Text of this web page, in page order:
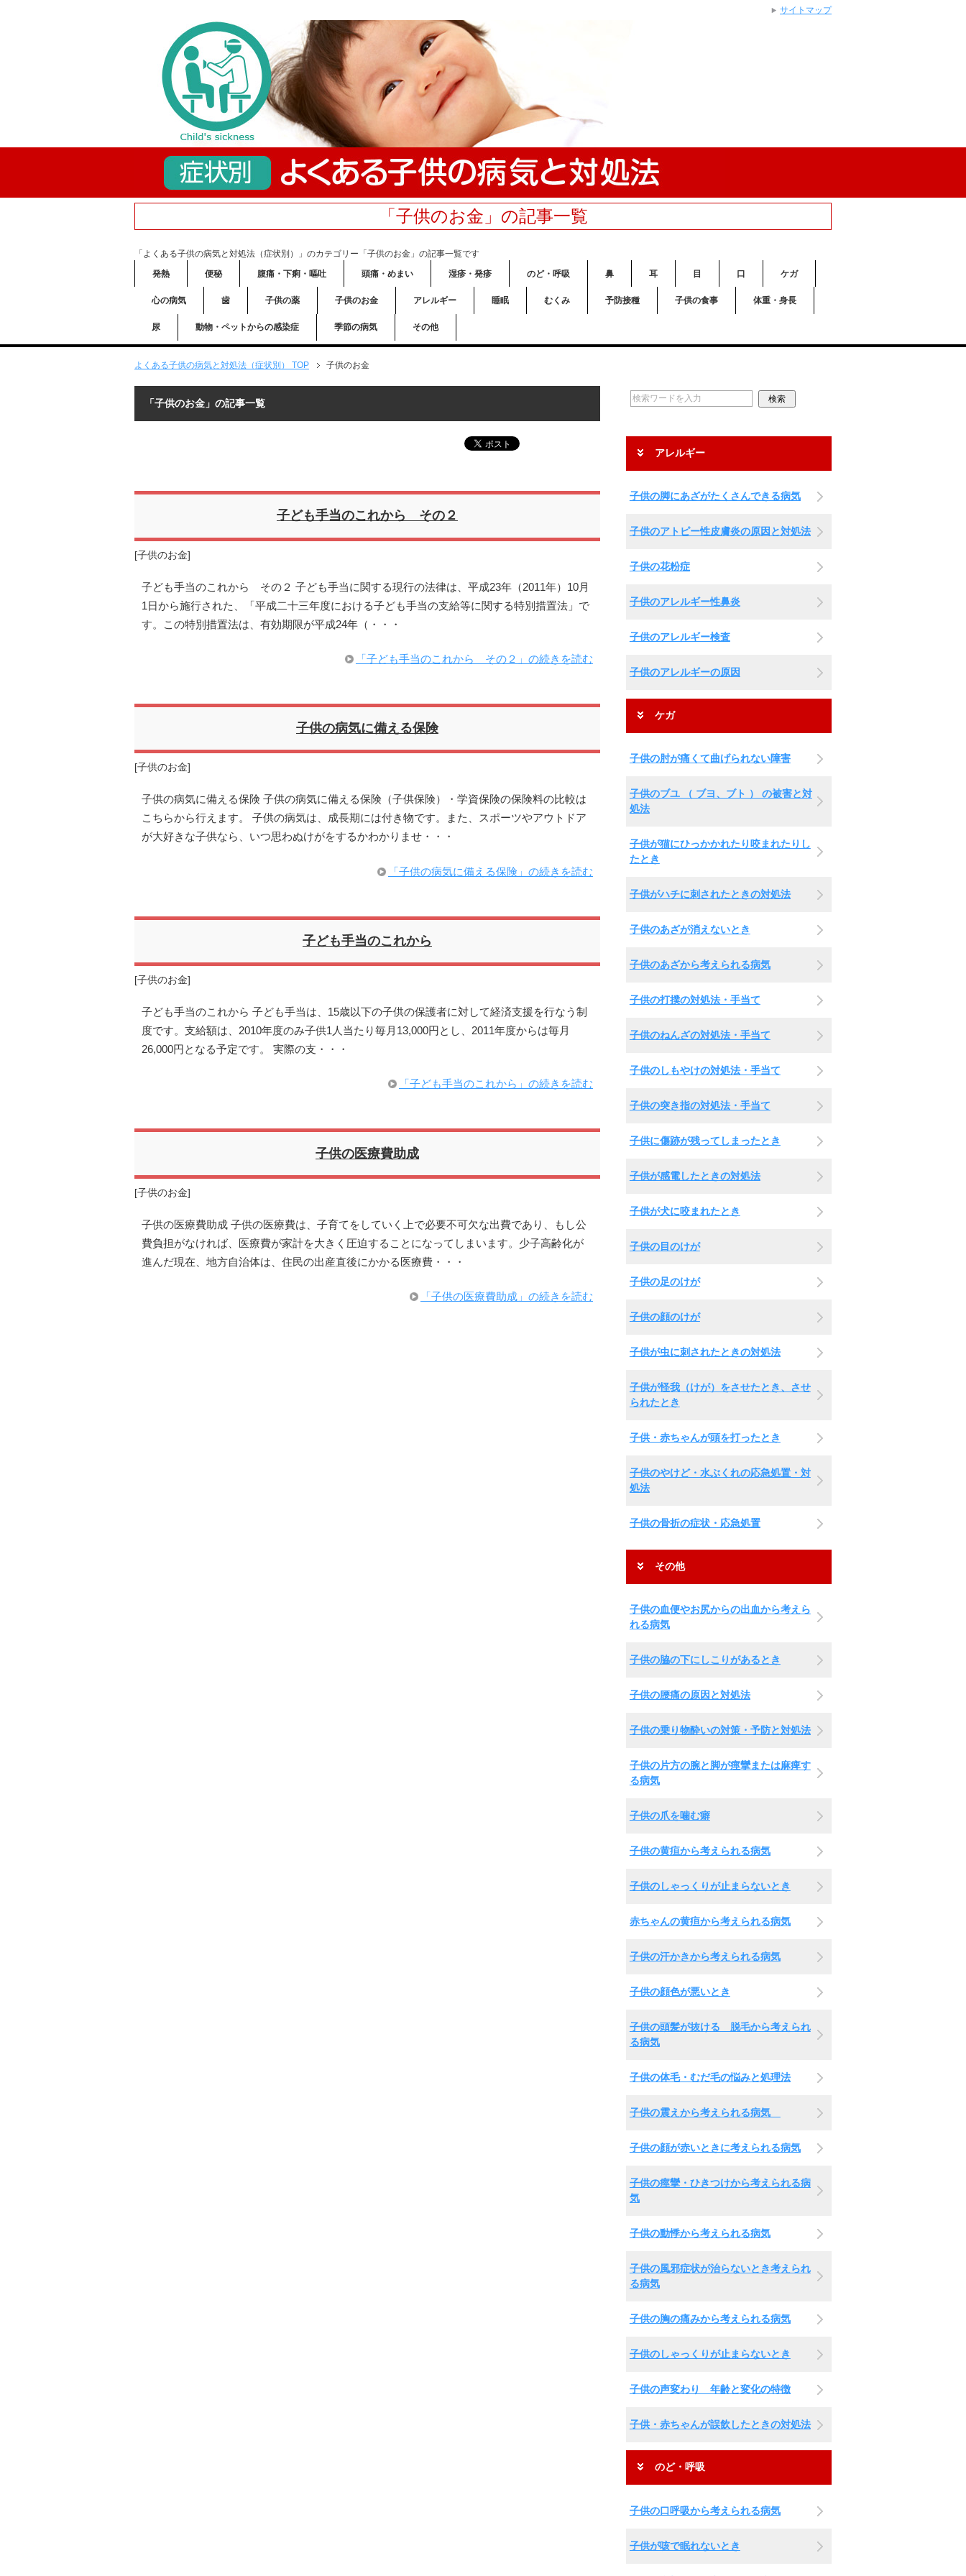
「子供のお金」の記事一覧
「よくある子供の病気と対処法（症状別）」のカテゴリー「子供のお金」の記事一覧です
発熱
便秘 腹痛・下痢・嘔吐 頭痛・めまい 湿疹・発疹 のど・呼吸 鼻 耳 目 口 ケガ
心の病気 歯 子供の薬 子供のお金 アレルギー 睡眠 むくみ 予防接種 子供の食事 体重・身長
尿 動物・ペットからの感染症 季節の病気 その他
よくある子供の病気と対処法（症状別） TOP 子供のお金
「子供のお金」の記事一覧
子ども手当のこれから その２
[子供のお金]
子ども手当のこれから その２ 子ども手当に関する現行の法律は、平成23年（2011年）10月
1日から施行された、「平成二十三年度における子ども手当の支給等に関する特別措置法」で
す。この特別措置法は、有効期限が平成24年（・・・
「子ども手当のこれから その２」の続きを読む
子供の病気に備える保険
[子供のお金]
子供の病気に備える保険 子供の病気に備える保険（子供保険）・学資保険の保険料の比較は
こちらから行えます。 子供の病気は、成長期には付き物です。また、スポーツやアウトドア
が大好きな子供なら、いつ思わぬけがをするかわかりませ・・・
「子供の病気に備える保険」の続きを読む
子ども手当のこれから
[子供のお金]
子ども手当のこれから 子ども手当は、15歳以下の子供の保護者に対して経済支援を行なう制
度です。支給額は、2010年度のみ子供1人当たり毎月13,000円とし、2011年度からは毎月
26,000円となる予定です。 実際の支・・・
「子ども手当のこれから」の続きを読む
子供の医療費助成
[子供のお金]
子供の医療費助成 子供の医療費は、子育てをしていく上で必要不可欠な出費であり、もし公
費負担がなければ、医療費が家計を大きく圧迫することになってしまいます。少子高齢化が
進んだ現在、地方自治体は、住民の出産直後にかかる医療費・・・
「子供の医療費助成」の続きを読む
アレルギー
子供の脚にあざがたくさんできる病気
子供のアトピー性皮膚炎の原因と対処法
子供の花粉症
子供のアレルギー性鼻炎
子供のアレルギー検査
子供のアレルギーの原因
ケガ
子供の肘が痛くて曲げられない障害
子供のブユ （ ブヨ、ブト ） の被害と対
処法
子供が猫にひっかかれたり咬まれたりし
たとき
子供がハチに刺されたときの対処法
子供のあざが消えないとき
子供のあざから考えられる病気
子供の打撲の対処法・手当て
子供のねんざの対処法・手当て
子供のしもやけの対処法・手当て
子供の突き指の対処法・手当て
子供に傷跡が残ってしまったとき
子供が感電したときの対処法
子供が犬に咬まれたとき
子供の目のけが
子供の足のけが
子供の顔のけが
子供が虫に刺されたときの対処法
子供が怪我（けが）をさせたとき、させ
られたとき
子供・赤ちゃんが頭を打ったとき
子供のやけど・水ぶくれの応急処置・対
処法
子供の骨折の症状・応急処置
その他
子供の血便やお尻からの出血から考えら
れる病気
子供の脇の下にしこりがあるとき
子供の腰痛の原因と対処法
子供の乗り物酔いの対策・予防と対処法
子供の片方の腕と脚が痙攣または麻痺す
る病気
子供の爪を噛む癖
子供の黄疸から考えられる病気
子供のしゃっくりが止まらないとき
赤ちゃんの黄疸から考えられる病気
子供の汗かきから考えられる病気
子供の顔色が悪いとき
子供の頭髪が抜ける 脱毛から考えられ
る病気
子供の体毛・むだ毛の悩みと処理法
子供の震えから考えられる病気
子供の顔が赤いときに考えられる病気
子供の痙攣・ひきつけから考えられる病
気
子供の動悸から考えられる病気
子供の風邪症状が治らないとき考えられ
る病気
子供の胸の痛みから考えられる病気
子供のしゃっくりが止まらないとき
子供の声変わり 年齢と変化の特徴
子供・赤ちゃんが誤飲したときの対処法
のど・呼吸
子供の口呼吸から考えられる病気
子供が咳で眠れないとき
サイトマップ